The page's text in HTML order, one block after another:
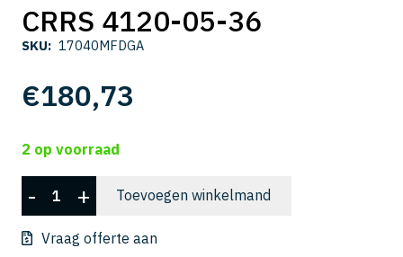
CRRS 4120-05-36
SKU: 17040MFDGA
€180,73
2 op voorraad
CRRS
4120-
05-
- + Toevoegen winkelmand
Vraag offerte aan